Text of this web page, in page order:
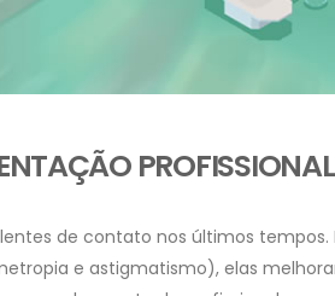
de contato nos últimos
e astigmatismo), elas